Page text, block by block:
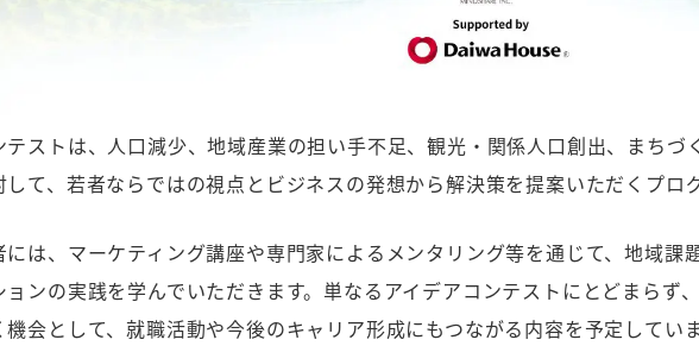
テストは、人口減少、地域産業の担い手不足、観光・関係人口創出、まちづ
して、若者ならではの視点とビジネスの発想から解決策を提案いただくプロ
には、マーケティング講座や専門家によるメンタリング等を通じて、地域課
ョンの実践を学んでいただきます。単なるアイデアコンテストにとどまらず
機会として、就職活動や今後のキャリア形成にもつながる内容を予定していま